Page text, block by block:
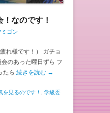
なのです！
ミゴン
れ様です！） ガチョ
のあった曜日ずら フ
たら 続きを読む →
を見るのです！
学級委